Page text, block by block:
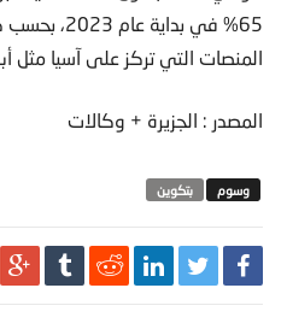
65% في
المنصات التي تركز على آسيا
المصدر : الجزيرة + وكالات
بتكوين